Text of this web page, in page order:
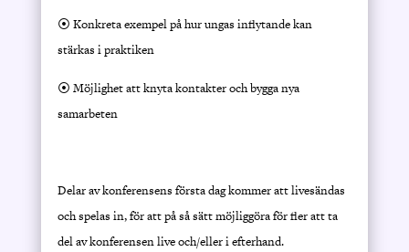
⦿ Konkreta exempel på hur ungas inflytande kan
stärkas i praktiken
⦿ Möjlighet att knyta kontakter och bygga nya
samarbeten
Delar av konferensens första dag kommer att livesändas
och spelas in, för att på så sätt möjliggöra för fler att ta
del av konferensen live och/eller i efterhand.